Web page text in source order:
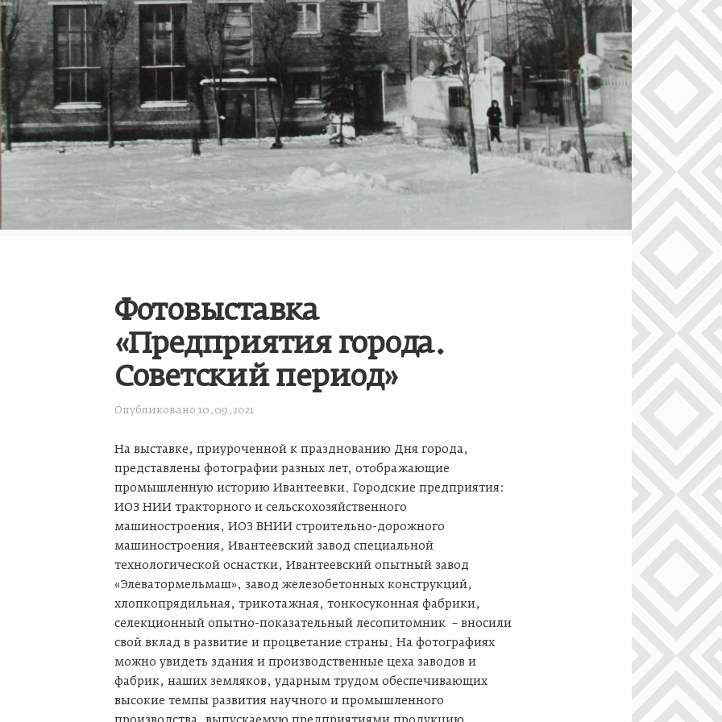
Фотовыставка
«Предприятия города.
Советский период»
Опубликовано 10.09.2021
На выставке, приуроченной к празднованию Дня города,
представлены фотографии разных лет, отображающие
промышленную историю Ивантеевки. Городские предприятия:
ИОЗ НИИ тракторного и сельскохозяйственного
машиностроения, ИОЗ ВНИИ строительно-дорожного
машиностроения, Ивантеевский завод специальной
технологической оснастки, Ивантеевский опытный завод
«Элеватормельмаш», завод железобетонных конструкций,
хлопкопрядильная, трикотажная, тонкосуконная фабрики,
селекционный опытно-показательный лесопитомник – вносили
свой вклад в развитие и процветание страны. На фотографиях
можно увидеть здания и производственные цеха заводов и
фабрик, наших земляков, ударным трудом обеспечивающих
высокие темпы развития научного и промышленного